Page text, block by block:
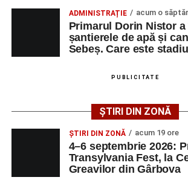
Mai jos puteți consulta lista
muncă disponibile în comuna
august 2026, precum și datele
LMV
Technology Srl
OPERATOR LA
MASINI-UNELTE
CU COMANDA
1
ADMINISTRAȚIE acum o
Primarul Dorin Nistor
șantierele de apă și
Sebeș. Care este
PUBLICITATE
ȘTIRI DIN ZONĂ
ȘTIRI DIN ZONĂ acum 19 ore
4–6 septembrie 2026:
Transylvania Fest, la
Greavilor din Gârbova